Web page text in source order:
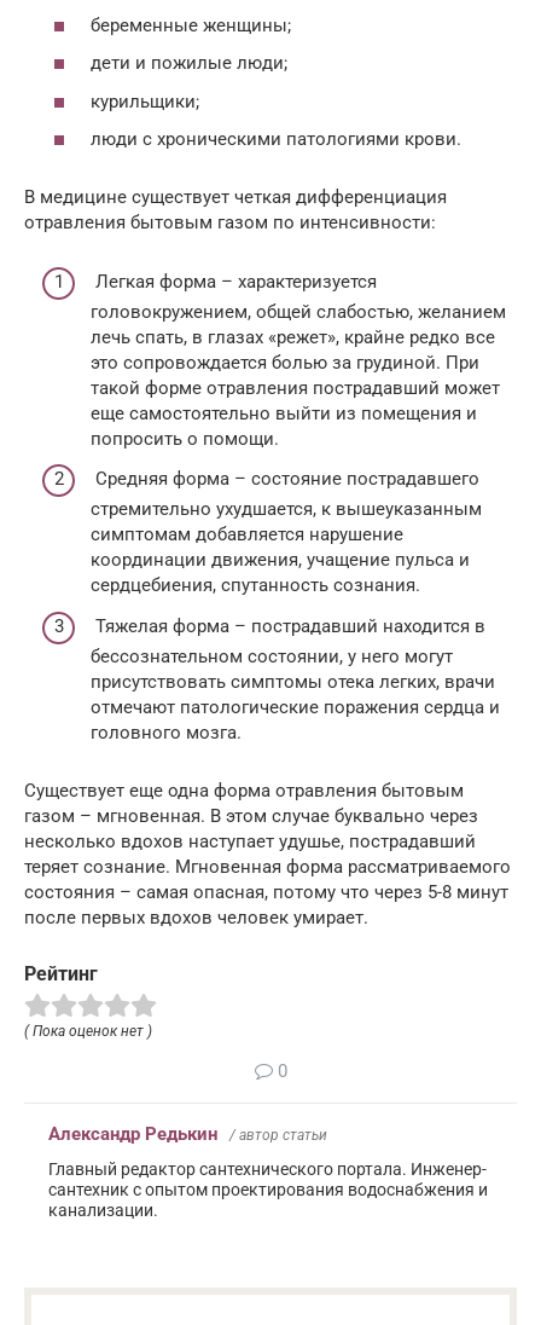
беременные женщины;
дети и пожилые люди;
курильщики;
люди с хроническими патологиями крови.
В медицине существует четкая дифференциация
отравления бытовым газом по интенсивности:
Легкая форма – характеризуется
головокружением, общей слабостью, желанием
лечь спать, в глазах «режет», крайне редко все
это сопровождается болью за грудиной. При
такой форме отравления пострадавший может
еще самостоятельно выйти из помещения и
попросить о помощи.
Средняя форма – состояние пострадавшего
стремительно ухудшается, к вышеуказанным
симптомам добавляется нарушение
координации движения, учащение пульса и
сердцебиения, спутанность сознания.
Тяжелая форма – пострадавший находится в
бессознательном состоянии, у него могут
присутствовать симптомы отека легких, врачи
отмечают патологические поражения сердца и
головного мозга.
Существует еще одна форма отравления бытовым
газом – мгновенная. В этом случае буквально через
несколько вдохов наступает удушье, пострадавший
теряет сознание. Мгновенная форма рассматриваемого
состояния – самая опасная, потому что через 5-8 минут
после первых вдохов человек умирает.
Рейтинг
( Пока оценок нет )
0
Александр Редькин / автор статьи
Главный редактор сантехнического портала. Инженер-
сантехник с опытом проектирования водоснабжения и
канализации.